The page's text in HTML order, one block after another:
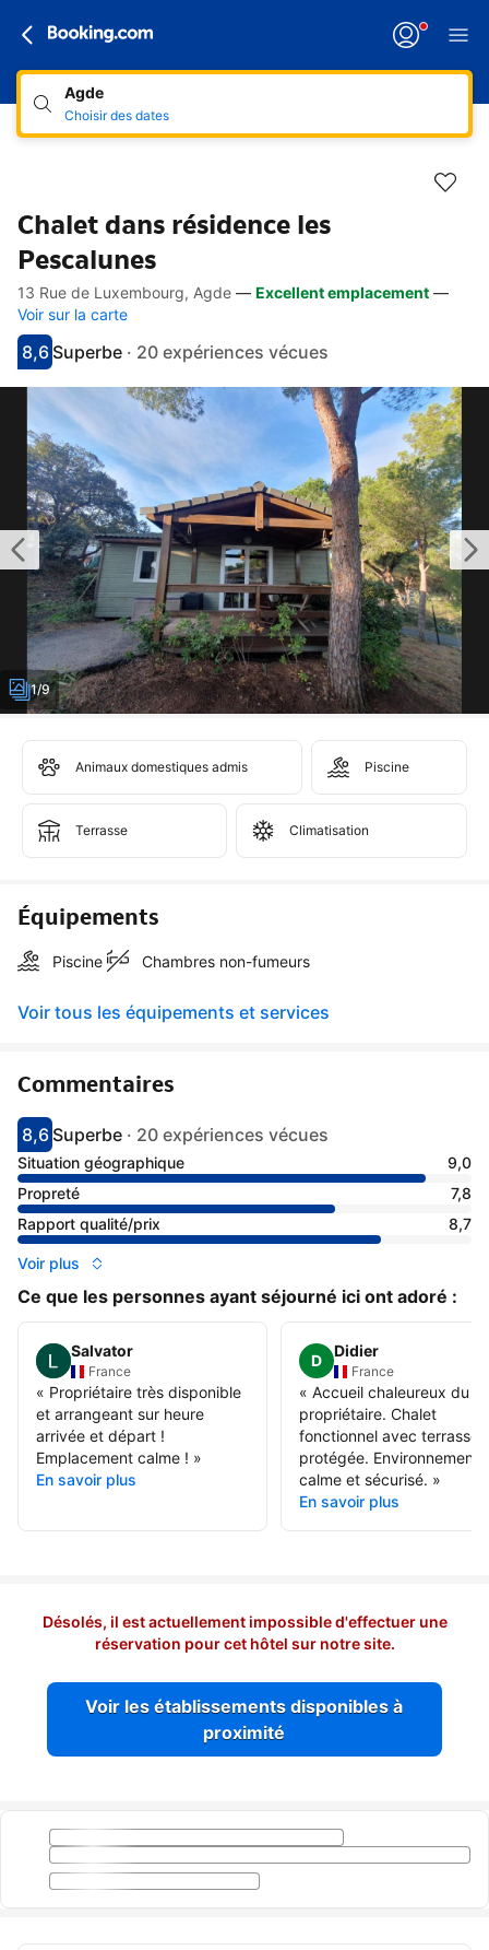
Agde
Choisir des dates
Chalet dans résidence les
Pescalunes
Accès rapides
Aller à la description
Aller aux équipements
Aller aux hébergements
Aller aux conditions
13 Rue de Luxembourg, Agde — Excellent emplacement —
Voir sur la carte
Avec une note de 8.6
8,6
superbeSuperbe · 20 expériences vécues
1/9
Animaux domestiques admis Piscine
Terrasse Climatisation
Équipements
Piscine Chambres non-fumeurs
Voir tous les équipements et services
Commentaires
Avec une note de 8.6
8,6
superbeSuperbe · 20 expériences vécues
Situation géographique
9,0
Propreté
7,8
Rapport qualité/prix
8,7
Voir plus
Ce que les personnes ayant séjourné ici ont adoré :
Salvator
France
« Propriétaire très disponible
et arrangeant sur heure
arrivée et départ !
Emplacement calme ! »
En savoir plus
D
Didier
France
« Accueil chaleureux du
propriétaire. Chalet
fonctionnel avec terrasse
protégée. Environnement
calme et sécurisé. »
En savoir plus
Désolés, il est actuellement impossible d'effectuer une
réservation pour cet hôtel sur notre site.
Voir les établissements disponibles à
proximité